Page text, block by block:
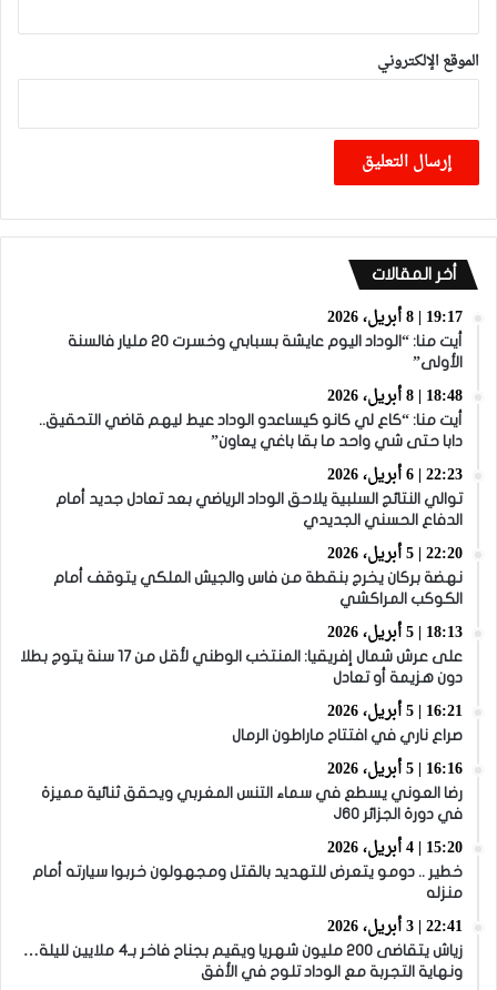
الموقع الإلكتروني
أخر المقالات
19:17 | 8 أبريل، 2026
أيت منا: “الوداد اليوم عايشة بسبابي وخسرت 20 مليار فالسنة
الأولى”
18:48 | 8 أبريل، 2026
أيت منا: “كاع لي كانو كيساعدو الوداد عيط ليهم قاضي التحقيق..
دابا حتى شي واحد ما بقا باغي يعاون”
22:23 | 6 أبريل، 2026
توالي النتائج السلبية يلاحق الوداد الرياضي بعد تعادل جديد أمام
الدفاع الحسني الجديدي
22:20 | 5 أبريل، 2026
نهضة بركان يخرج بنقطة من فاس والجيش الملكي يتوقف أمام
الكوكب المراكشي
18:13 | 5 أبريل، 2026
على عرش شمال إفريقيا: المنتخب الوطني لأقل من 17 سنة يتوج بطلا
دون هزيمة أو تعادل
16:21 | 5 أبريل، 2026
صراع ناري في افتتاح ماراطون الرمال
16:16 | 5 أبريل، 2026
رضا العوني يسطع في سماء التنس المغربي ويحقق ثنائية مميزة
في دورة الجزائر J60
15:20 | 4 أبريل، 2026
خطير .. دومو يتعرض للتهديد بالقتل ومجهولون خربوا سيارته أمام
منزله
22:41 | 3 أبريل، 2026
زياش يتقاضى 200 مليون شهريا ويقيم بجناح فاخر بـ4 ملايين لليلة…
ونهاية التجربة مع الوداد تلوح في الأفق